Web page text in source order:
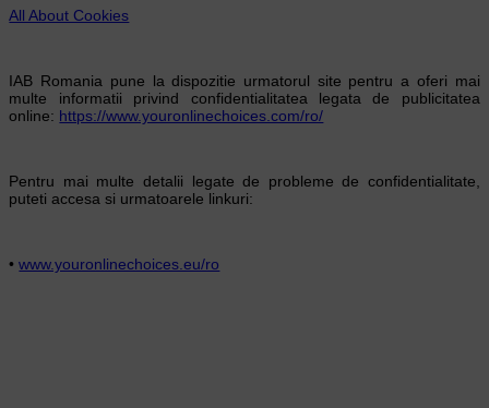
All About Cookies
IAB Romania pune la dispozitie urmatorul site pentru a oferi mai
multe informatii privind confidentialitatea legata de publicitatea
online: https://www.youronlinechoices.com/ro/
Pentru mai multe detalii legate de probleme de confidentialitate,
puteti accesa si urmatoarele linkuri:
•www.youronlinechoices.eu/ro